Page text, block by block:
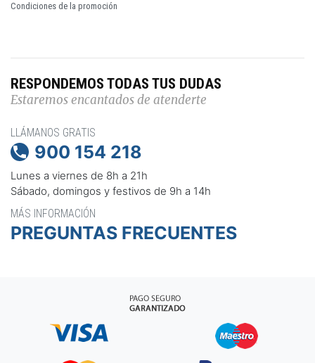
Condiciones de la promoción
RESPONDEMOS TODAS TUS DUDAS
Estaremos encantados de atenderte
LLÁMANOS GRATIS
 900 154 218
Lunes a viernes de 8h a 21h
Sábado, domingos y festivos de 9h a 14h
MÁS INFORMACIÓN
PREGUNTAS FRECUENTES